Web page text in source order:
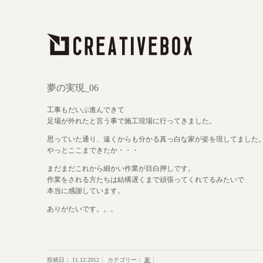
夢の実現_06
工事もだいぶ進んできて
足場が外れたと言う事で施工現場に行ってきました。
思っていた通り、遠くからも分かる真っ白な家が姿を現してました
やっとここまできたか・・・
まだまだこれから細かい作業が目白押しです。
作業をされる方たちは結構遅くまで頑張ってくれてるみたいで
本当に感謝しています。
ありがたいです。。。
投稿日： 11.12.2012 カテゴリー： 家